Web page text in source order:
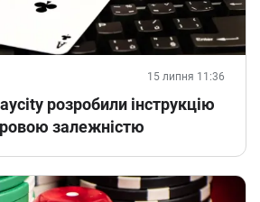
15 липня 11:36
розробили інструкцію
залежністю